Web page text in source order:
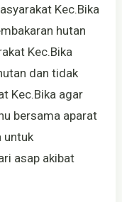
Kec.Bika
hutan
Kec.Bika
dan tidak
Kec.Bika agar
bersama aparat
untuk
asap akibat